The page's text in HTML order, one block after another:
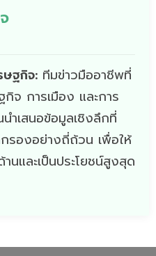
ษฐกิจ: ทีมข่าวมืออาชีพที่
จ การเมือง และการ
ำเสนอข้อมูลเชิงลึกที่
รองอย่างถี่ถ้วน เพื่อให้
นและเป็นประโยชน์สูงสุด